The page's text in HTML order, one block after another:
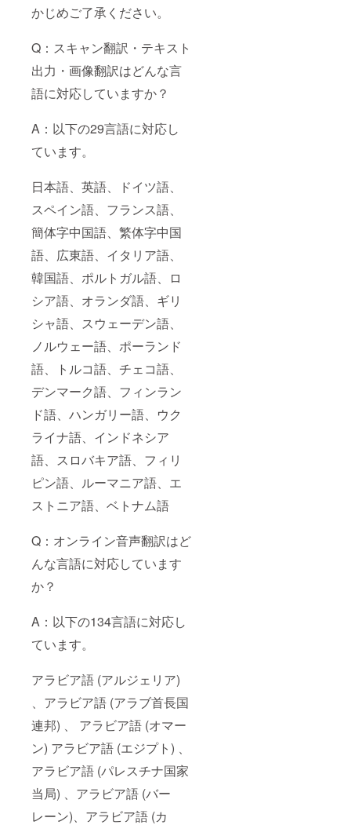
かじめご了承ください。
Q：スキャン翻訳・テキスト
出力・画像翻訳はどんな言
語に対応していますか？
A：以下の29言語に対応し
ています。
日本語、英語、ドイツ語、
スペイン語、フランス語、
簡体字中国語、繁体字中国
語、広東語、イタリア語、
韓国語、ポルトガル語、ロ
シア語、オランダ語、ギリ
シャ語、スウェーデン語、
ノルウェー語、ポーランド
語、トルコ語、チェコ語、
デンマーク語、フィンラン
ド語、ハンガリー語、ウク
ライナ語、インドネシア
語、スロバキア語、フィリ
ピン語、ルーマニア語、エ
ストニア語、ベトナム語
Q：オンライン音声翻訳はど
んな言語に対応しています
か？
A：以下の134言語に対応し
ています。
アラビア語 (アルジェリア)
、アラビア語 (アラブ首長国
連邦) 、 アラビア語 (オマー
ン) アラビア語 (エジプト) 、
アラビア語 (パレスチナ国家
当局) 、アラビア語 (バー
レーン)、アラビア語 (カ